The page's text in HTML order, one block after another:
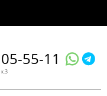
55-11